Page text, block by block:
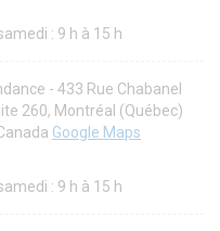
: 9 h à 15 h
- 433 Rue Chabanel
260, Montréal (Québec)
Google Maps
: 9 h à 15 h